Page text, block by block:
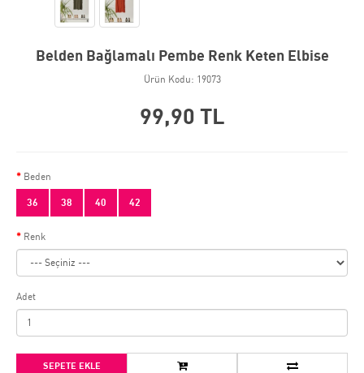
Belden Bağlamalı Pembe Renk Keten Elbise
Ürün Kodu: 19073
99,90 TL
Beden
36 38 40 42
Renk
Adet
SEPETE EKLE